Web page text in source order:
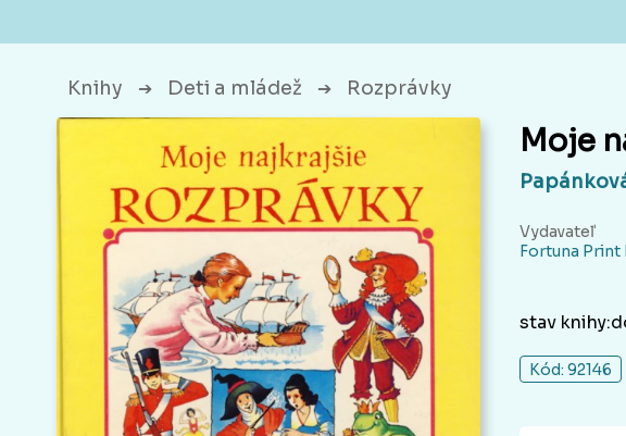
Knihy ➔ Deti a mládež ➔ Rozprávky
Moje
Vydavateľ
Fortuna Print
stav
Kód: 92146